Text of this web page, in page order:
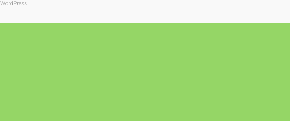
WordPress